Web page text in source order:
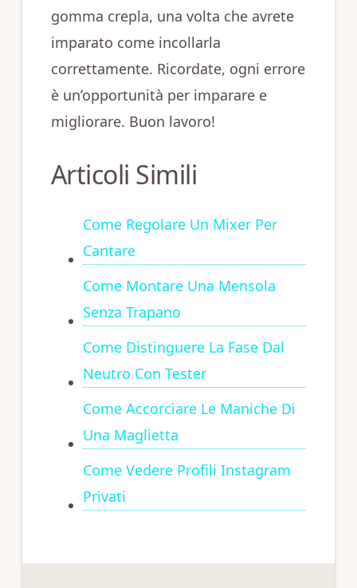
gomma crepla, una volta che avrete
imparato come incollarla
correttamente. Ricordate, ogni errore
è un’opportunità per imparare e
migliorare. Buon lavoro!
Articoli Simili
Come Regolare Un Mixer Per
Cantare
Come Montare Una Mensola
Senza Trapano
Come Distinguere La Fase Dal
Neutro Con Tester
Come Accorciare Le Maniche Di
Una Maglietta
Come Vedere Profili Instagram
Privati